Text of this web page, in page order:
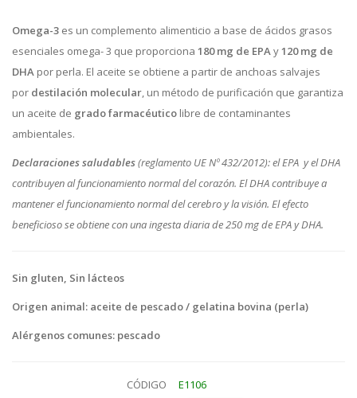
Omega-3 es un complemento alimenticio a base de ácidos grasos
esenciales omega- 3 que proporciona 180 mg de EPA y120 mg de
DHA por perla. El aceite se obtiene a partir de anchoas salvajes
por destilación molecular , un método de purificación que garantiza
un aceite de grado farmacéutico libre de contaminantes
ambientales.
Declaraciones saludables(reglamento UE Nº 432/2012): el EPA y el DHA
contribuyen al funcionamiento normal del corazón. El DHA contribuye a
mantener el funcionamiento normal del cerebro y la visión. El efecto
beneficioso se obtiene con una ingesta diaria de 250 mg de EPA y DHA.
Sin gluten, Sin lácteos
Origen animal: aceite de pescado / gelatina bovina (perla)
Alérgenos comunes: pescado
CÓDIGO
E1106